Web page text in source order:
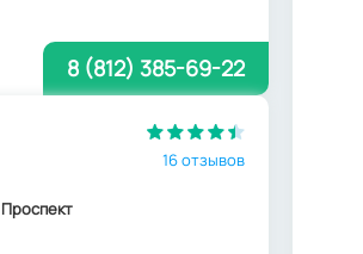
8 (812) 385-69-22
16 отзывов